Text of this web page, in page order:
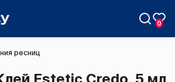
0
ресниц